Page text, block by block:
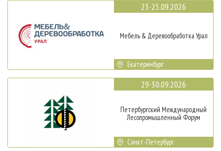
23-25.09.2026
Мебель & Деревообработка Урал
Екатеринбург
29-30.09.2026
Петербургский Международный
Лесопромышленный Форум
Санкт-Петербург